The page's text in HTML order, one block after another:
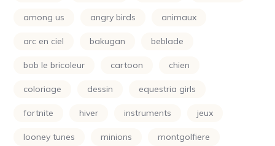
among us angry birds animaux
arc en ciel bakugan beblade
bob le bricoleur cartoon chien
coloriage dessin equestria girls
fortnite hiver instruments jeux
looney tunes minions montgolfiere